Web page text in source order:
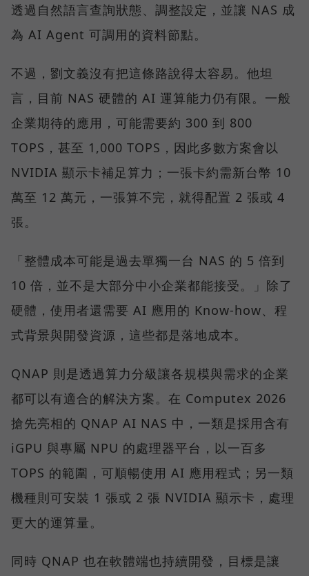
透過自然語言查詢狀態、調整設定，並讓 NAS 成
為 AI Agent 可調用的資料節點。
不過，劉文義沒有把這條路說得太容易。他坦
言，目前 NAS 硬體的 AI 運算能力仍有限。一般
企業期待的應用，可能需要約 300 到 800
TOPS，甚至 1,000 TOPS，因此多數方案會以
NVIDIA 顯示卡補足算力；一張卡約需新台幣 10
萬至 12 萬元，一張算不完，就得配置 2 張或 4
張。
「整體成本可能是過去單獨一台 NAS 的 5 倍到
10 倍，並不是大部分中小企業都能接受。」除了
硬體，使用者還需要 AI 應用的 Know-how、程
式背景與開發資源，這些都是落地成本。
QNAP 則是透過算力分級讓各規模與需求的企業
都可以有適合的解決方案。在 Computex 2026
搶先亮相的 QNAP AI NAS 中，一類是採用含有
iGPU 與專屬 NPU 的處理器平台，以一百多
TOPS 的範圍，可順暢使用 AI 應用程式；另一類
機種則可安裝 1 張或 2 張 NVIDIA 顯示卡，處理
更大的運算量。
同時 QNAP 也在軟體端也持續開發，目標是讓